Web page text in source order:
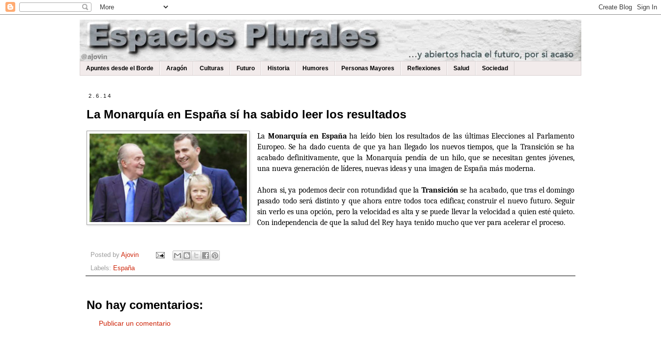
Apuntes desde el Borde Aragón Culturas Futuro Historia Humores Personas Mayores Reflexiones Salud Sociedad
2.6.14
La Monarquía en España sí ha sabido leer los resultados
LaMonarquía en Españaha leído bien los resultados de las últimas Elecciones al Parlamento
Europeo. Se ha dado cuenta de que ya han llegado los nuevos tiempos, que la Transición se ha
acabado definitivamente, que la Monarquía pendía de un hilo, que se necesitan gentes jóvenes,
una nueva generación de líderes, nuevas ideas y una imagen de España más moderna.
Ahora si, ya podemos decir con rotundidad que la Transiciónse ha acabado, que tras el domingo
pasado todo será distinto y que ahora entre todos toca edificar, construir el nuevo futuro. Seguir
sin verlo es una opción, pero la velocidad es alta y se puede llevar la velocidad a quien esté quieto.
Con independencia de que la salud del Rey haya tenido mucho que ver para acelerar el proceso.
Posted by Ajovin
Labels: España
No hay comentarios:
Publicar un comentario